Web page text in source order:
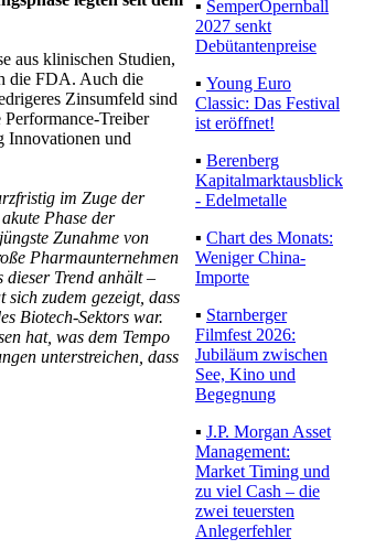
aus klinischen Studien,
die FDA. Auch die
Zinsumfeld sind
Performance-Treiber
Innovationen und
im Zuge der
Phase der
Zunahme von
Pharmaunternehmen
dieser Trend anhält –
zudem gezeigt, dass
Biotech-Sektors war.
hat, was dem Tempo
unterstreichen, dass
▪ SemperOpernball
2027 senkt
Debütantenpreise
▪ Young Euro
Classic: Das Festival
ist eröffnet!
▪ Berenberg
Kapitalmarktausblick
- Edelmetalle
▪ Chart des Monats:
Weniger China-
Importe
▪ Starnberger
Filmfest 2026:
Jubiläum zwischen
See, Kino und
Begegnung
▪ J.P. Morgan Asset
Management:
Market Timing und
zu viel Cash – die
zwei teuersten
Anlegerfehler